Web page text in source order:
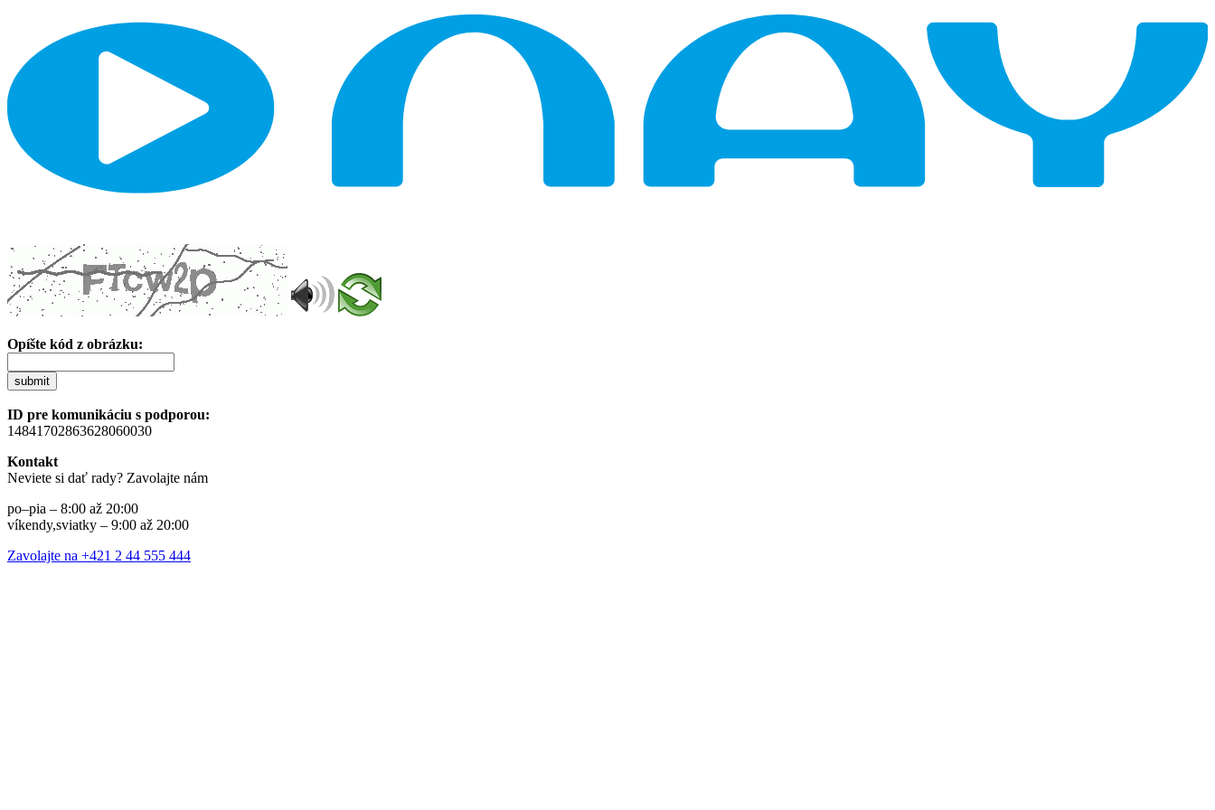
Opíšte kód z obrázku:
submit
ID pre komunikáciu s podporou:
14841702863628060030
Kontakt
Neviete si dať rady? Zavolajte nám
po–pia – 8:00 až 20:00
víkendy,sviatky – 9:00 až 20:00
Zavolajte na +421 2 44 555 444